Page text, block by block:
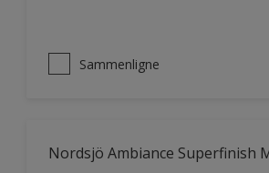
Sammenligne
Nordsjö Ambiance Superfinish